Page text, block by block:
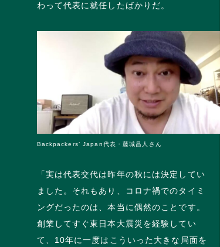
わって代表に就任したばかりだ。
Backpackers’ Japan代表・藤城昌人さん
「実は代表交代は昨年の秋には決定してい
ました。それもあり、コロナ禍でのタイミ
ングだったのは、本当に偶然のことです。
創業してすぐ東日本大震災を経験してい
て、10年に一度はこういった大きな局面を